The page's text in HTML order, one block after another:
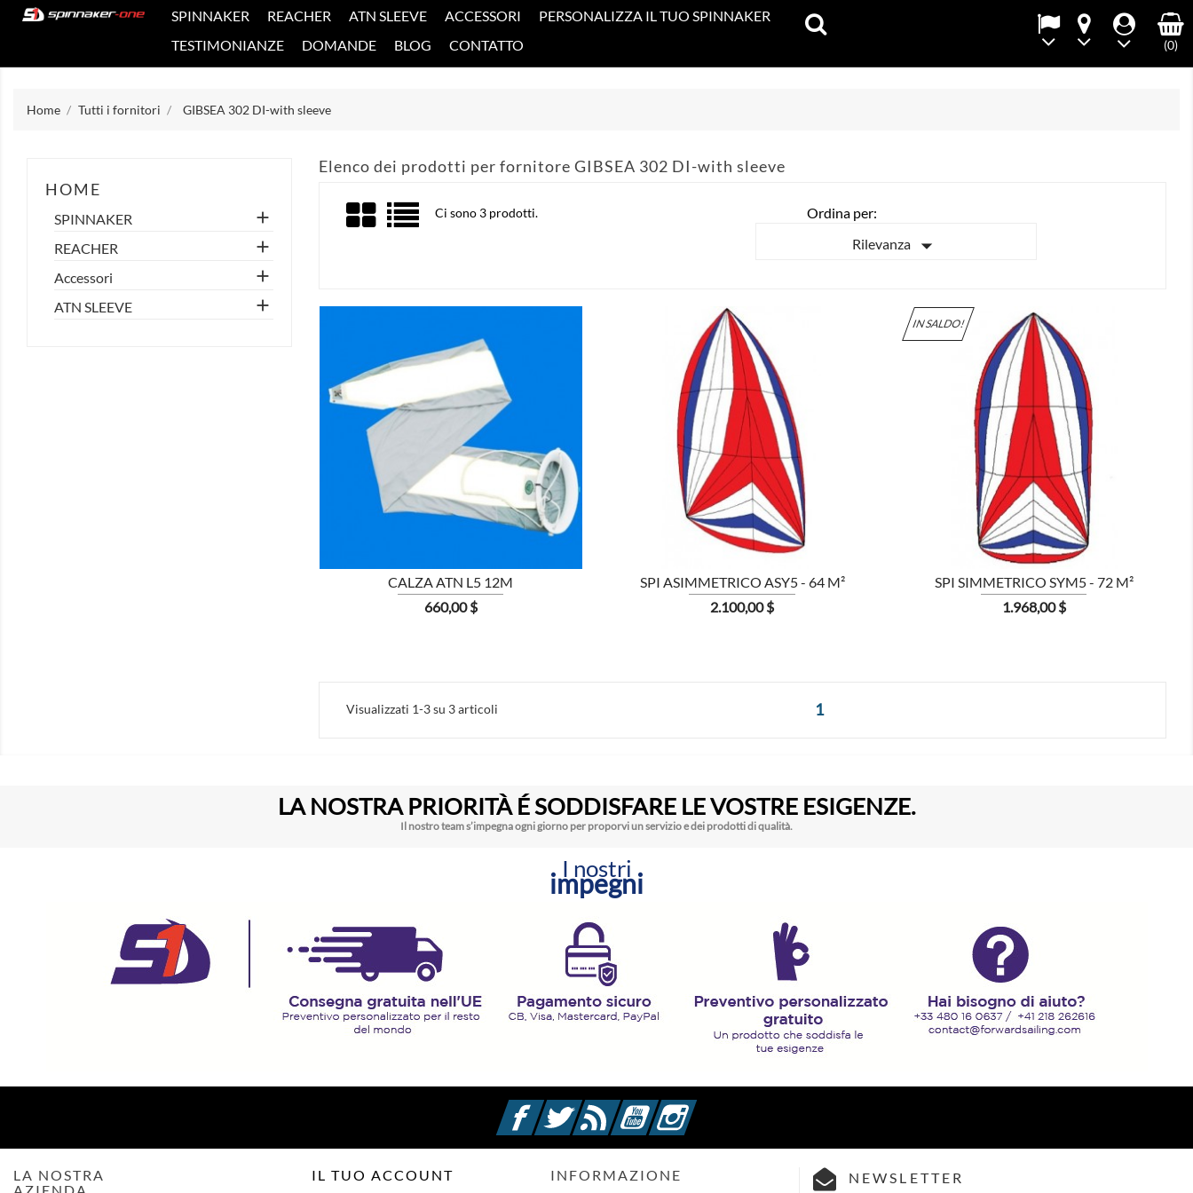
SPINNAKER REACHER ATN SLEEVE ACCESSORI
PERSONALIZZA IL TUO SPINNAKER
TESTIMONIANZE
DOMANDE BLOG CONTATTO (0)
Home Tutti i fornitori GIBSEA 302 DI-with sleeve
HOME
SPINNAKER 
REACHER 
Accessori 
ATN SLEEVE 
Elenco dei prodotti per fornitore GIBSEA 302 DI-with sleeve
Ci sono 3 prodotti.
Ordina per:
Rilevanza

CALZA ATN L5 12M
Prezzo
660,00 $
MOSTRA
SPI ASIMMETRICO ASY5 - 64 M²
Prezzo
2.100,00 $

IN SALDO!
SPI SIMMETRICO SYM5 - 72 M²
Prezzo
1.968,00 $

Visualizzati 1-3 su 3 articoli 1
LA NOSTRA PRIORITÀ É SODDISFARE LE VOSTRE ESIGENZE.
Il nostro team s’impegna ogni giorno per proporvi un servizio e dei prodotti di qualità.
I nostri
impegni
FacebookTwitterRss YouTubeInstagram
LA NOSTRA
IL TUO ACCOUNT INFORMAZIONE NEWSLETTER